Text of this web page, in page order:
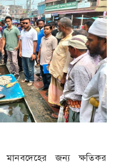
মানবদেহের জন্য ক্ষতিকর